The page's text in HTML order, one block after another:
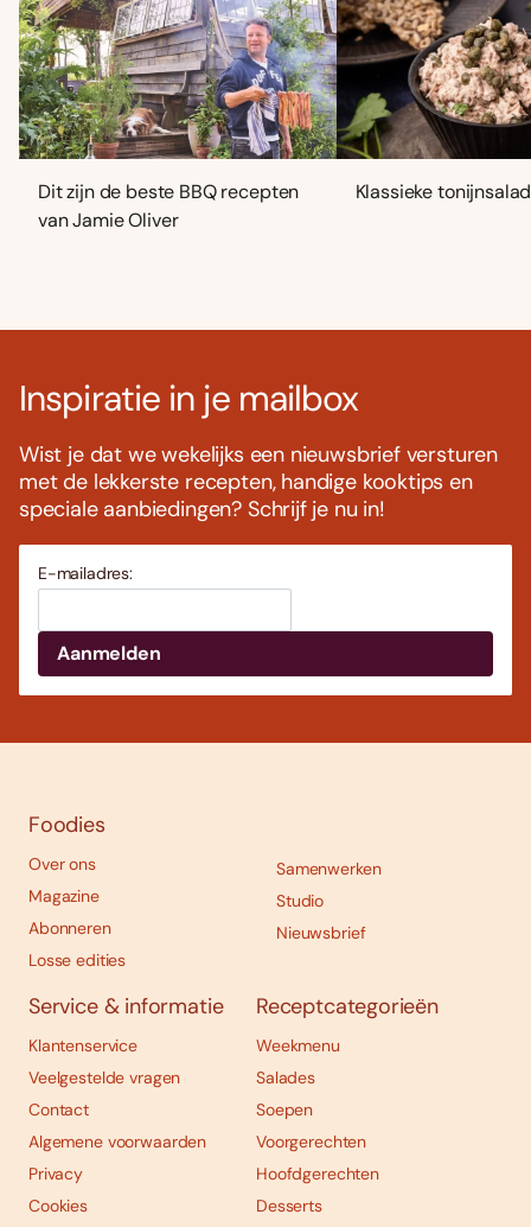
Dit zijn de beste BBQ recepten
van Jamie Oliver
Klassieke
Inspiratie in je mailbox
Wist je dat we wekelijks een nieuwsbrief versturen
met de lekkerste recepten, handige kooktips en
speciale aanbiedingen? Schrijf je nu in!
E-mailadres:
Foodies
Over ons
Magazine
Abonneren
Losse edities
Samenwerken
Studio
Nieuwsbrief
Service & informatie
Klantenservice
Veelgestelde vragen
Contact
Algemene voorwaarden
Privacy
Cookies
Receptcategorieën
Weekmenu
Salades
Soepen
Voorgerechten
Hoofdgerechten
Desserts